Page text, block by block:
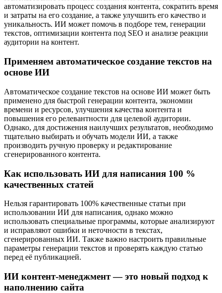
автоматизировать процесс создания контента, сократить время
и затраты на его создание, а также улучшить его качество и
уникальность. ИИ может помочь в подборе тем, генерации
текстов, оптимизации контента под SEO и анализе реакции
аудитории на контент.
Применяем автоматическое создание текстов на
основе ИИ
Автоматическое создание текстов на основе ИИ может быть
применено для быстрой генерации контента, экономии
времени и ресурсов, улучшения качества контента и
повышения его релевантности для целевой аудитории.
Однако, для достижения наилучших результатов, необходимо
тщательно выбирать и обучать модели ИИ, а также
производить ручную проверку и редактирование
сгенерированного контента.
Как использовать ИИ для написания 100 %
качественных статей
Нельзя гарантировать 100% качественные статьи при
использовании ИИ для написания, однако можно
использовать специальные программы, которые анализируют
и исправляют ошибки и неточности в текстах,
сгенерированных ИИ. Также важно настроить правильные
параметры генерации текстов и проверять каждую статью
перед её публикацией.
ИИ контент-менеджмент — это новый подход к
наполнению сайта